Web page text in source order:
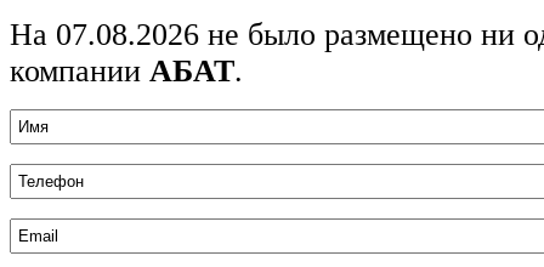
На 07.08.2026 не было размещено ни
компании АБАТ.